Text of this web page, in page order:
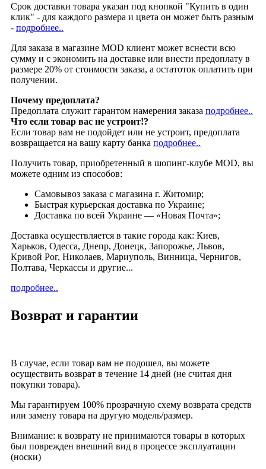
Срок доставки товара указан под кнопкой "Купить в один
клик" - для каждого размера и цвета он может быть разным
- подробнее..
Для заказа в магазине MOD клиент может вснести всю
сумму и с экономить на доставке или внести предоплату в
размере 20% от стоимости заказа, а остатоток оплатить при
получении.
Почему предоплата?
Предоплата служит гарантом намерения заказа подробнее..
Что если товар вас не устроит!?
Если товар вам не подойдет или не устроит, предоплата
возвращается на вашу карту банка подробнее..
Получить товар, приобретенный в шопинг-клубе MOD, вы
можете одним из способов:
Cамовывоз заказа с магазина г. Житомир;
Быстрая курьерская доставка по Украине;
Доставка по всей Украине — «Новая Почта»;
Доставка осуществляется в такие города как: Киев,
Харьков, Одесса, Днепр, Донецк, Запорожье, Львов,
Кривой Рог, Николаев, Мариуполь, Винница, Чернигов,
Полтава, Черкассы и другие...
подробнее..
Возврат и гарантии
В случае, если товар вам не подошел, вы можете
осуществить возврат в течение 14 дней (не считая дня
покупки товара).
Мы гарантируем 100% прозрачную схему возврата средств
или замену товара на другую модель/размер.
Внимание: к возврату не принимаются товары в которых
был поврежден внешний вид в процессе эксплуатации
(носки)